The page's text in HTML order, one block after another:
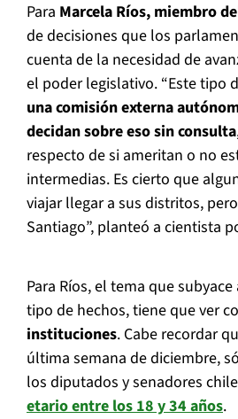
Para Marcela Ríos, miembro
de decisiones que los
cuenta de la necesidad de
el poder legislativo. “Este tipo
una comisión externa
decidan sobre eso sin consulta
respecto de si ameritan o no
intermedias. Es cierto que
viajar llegar a sus distritos,
Santiago”, planteó a cientista
Para Ríos, el tema que
tipo de hechos, tiene que ver
instituciones. Cabe recordar
última semana de diciembre,
los diputados y senadores
etario entre los 18 y 34 años.